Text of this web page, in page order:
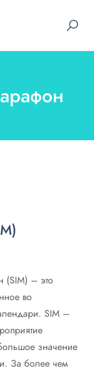
(SIM) – это
во
SIM –
значение
За более чем